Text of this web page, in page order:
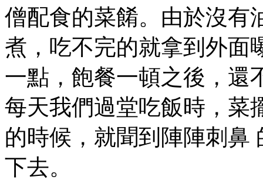
僧配食的菜餚。由於沒有
煮，吃不完的就拿到外面
一點，飽餐一頓之後，
每天我們過堂吃飯時，菜
的時候，就聞到陣陣刺鼻
下去。